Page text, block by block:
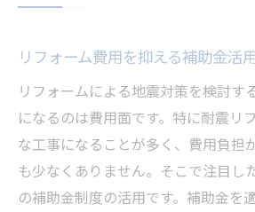
リフォーム費用を抑える補助金活
リフォームによる地震対策を検討す
になるのは費用面です。特に耐震リ
な工事になることが多く、費用負担
も少なくありません。そこで注目し
の補助金制度の活用です。補助金を